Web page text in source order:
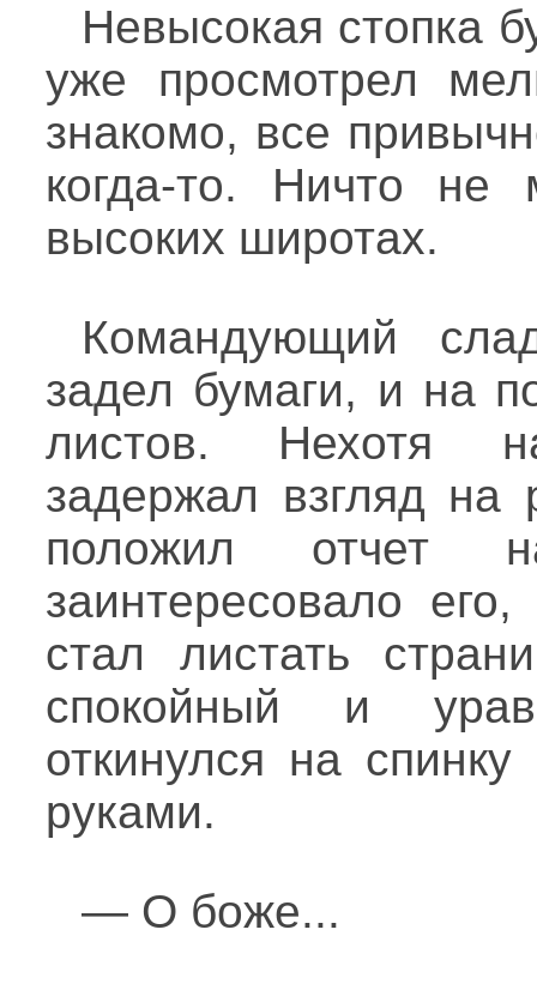
Невысокая стопка
уже просмотрел
знакомо, все
когда-то. Ничто не
высоких широтах.
Командующий
задел бумаги, и на
листов. Нехотя
задержал взгляд на
положил отчет
заинтересовало
стал листать
спокойный и
откинулся на
руками.
— О боже...